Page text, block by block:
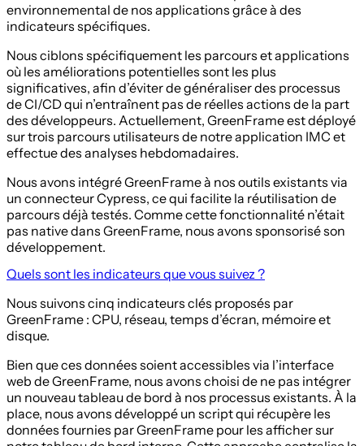
environnemental de nos applications grâce à des
indicateurs spécifiques.
Nous ciblons spécifiquement les parcours et applications
où les améliorations potentielles sont les plus
significatives, afin d’éviter de généraliser des processus
de CI/CD qui n’entraînent pas de réelles actions de la part
des développeurs. Actuellement, GreenFrame est déployé
sur trois parcours utilisateurs de notre application IMC et
effectue des analyses hebdomadaires.
Nous avons intégré GreenFrame à nos outils existants via
un connecteur Cypress, ce qui facilite la réutilisation de
parcours déjà testés. Comme cette fonctionnalité n’était
pas native dans GreenFrame, nous avons sponsorisé son
développement.
Quels sont les indicateurs que vous suivez ?
Nous suivons cinq indicateurs clés proposés par
GreenFrame : CPU, réseau, temps d’écran, mémoire et
disque.
Bien que ces données soient accessibles via l’interface
web de GreenFrame, nous avons choisi de ne pas intégrer
un nouveau tableau de bord à nos processus existants. À la
place, nous avons développé un script qui récupère les
données fournies par GreenFrame pour les afficher sur